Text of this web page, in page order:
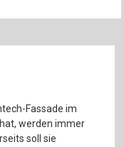
Fassade im
werden immer
soll sie